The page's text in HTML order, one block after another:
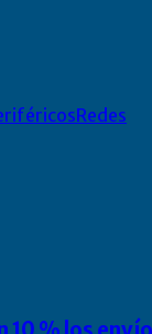
Redes